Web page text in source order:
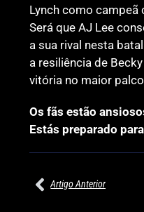
Lynch como
Será que AJ Lee
a sua rival nesta
a resiliência de
vitória no maior
Os fãs estão
Estás preparado
Artigo Anterior